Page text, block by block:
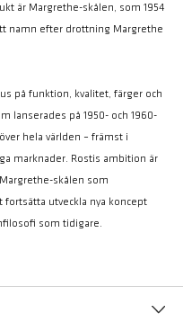
är Margrethe-skålen, som 1954
namn efter drottning Margrethe
på funktion, kvalitet, färger och
lanserades på 1950- och 1960-
hela världen – främst i
marknader. Rostis ambition är
skålen som
utveckla nya koncept
som tidigare.